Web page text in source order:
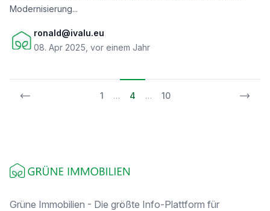
Modernisierung...
ronald@ivalu.eu
08. Apr 2025, vor einem Jahr
1 … 4 … 10
Grüne Immobilien - Die größte Info-Plattform für